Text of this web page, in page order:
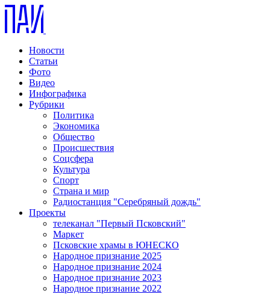
Новости
Статьи
Фото
Видео
Инфографика
Рубрики
Политика
Экономика
Общество
Происшествия
Соцсфера
Культура
Спорт
Страна и мир
Радиостанция "Серебряный дождь"
Проекты
телеканал "Первый Псковский"
Маркет
Псковские храмы в ЮНЕСКО
Народное признание 2025
Народное признание 2024
Народное признание 2023
Народное признание 2022